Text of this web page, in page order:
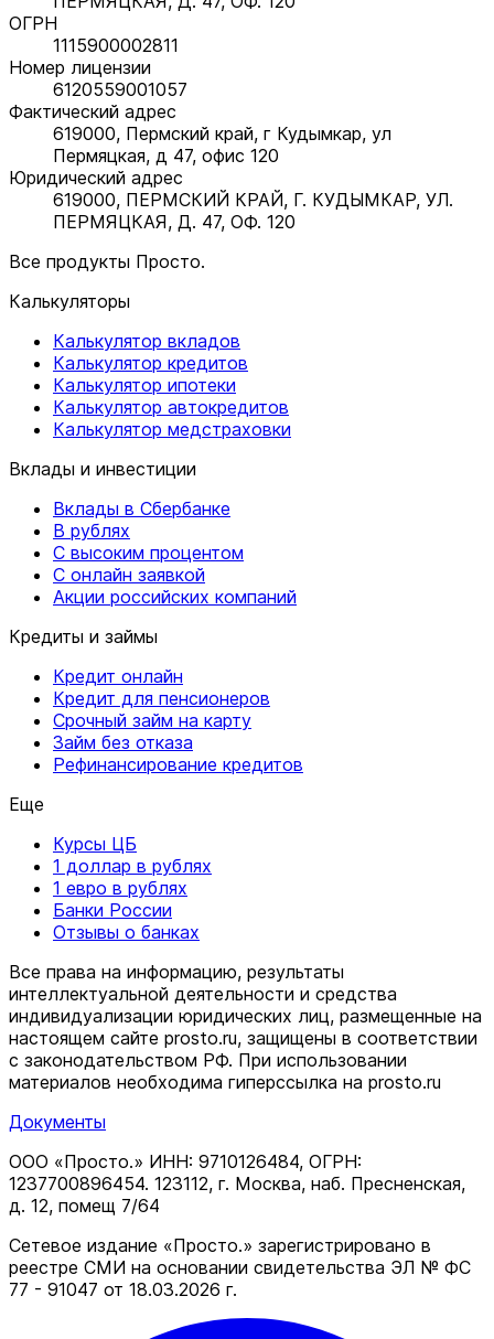
ОГРН
1115900002811
Номер лицензии
6120559001057
Фактический адрес
619000, Пермский край, г Кудымкар, ул
Пермяцкая, д 47, офис 120
Юридический адрес
619000, ПЕРМСКИЙ КРАЙ, Г. КУДЫМКАР, УЛ.
ПЕРМЯЦКАЯ, Д. 47, ОФ. 120
Все продукты Просто.
Калькуляторы
Калькулятор вкладов
Калькулятор кредитов
Калькулятор ипотеки
Калькулятор автокредитов
Калькулятор медстраховки
Вклады и инвестиции
Вклады в Сбербанке
В рублях
С высоким процентом
С онлайн заявкой
Акции российских компаний
Кредиты и займы
Кредит онлайн
Кредит для пенсионеров
Срочный займ на карту
Займ без отказа
Рефинансирование кредитов
Еще
Курсы ЦБ
1 доллар в рублях
1 евро в рублях
Банки России
Отзывы о банках
Все права на информацию, результаты
интеллектуальной деятельности и средства
индивидуализации юридических лиц, размещенные на
настоящем сайте prosto.ru, защищены в соответствии
c законодательством РФ. При использовании
материалов необходима гиперссылка на prosto.ru
Документы
ООО «Просто.» ИНН: 9710126484, ОГРН:
1237700896454. 123112, г. Москва, наб. Пресненская,
д. 12, помещ 7/64
Сетевое издание «Просто.» зарегистрировано в
реестре СМИ на основании свидетельства ЭЛ № ФС
77 - 91047 от 18.03.2026 г.